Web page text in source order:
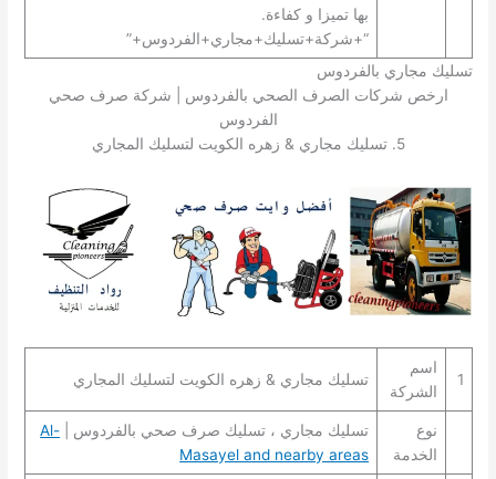
بها تميزا و كفاءة.
“+شركة+تسليك+مجاري+الفردوس+”
تسليك مجاري بالفردوس
ارخص شركات الصرف الصحي بالفردوس | شركة صرف صحي
الفردوس
5. تسليك مجاري & زهره الكويت لتسليك المجاري
1
اسم
الشركة
تسليك مجاري & زهره الكويت لتسليك المجاري
نوع
الخدمة
تسليك مجاري ، تسليك صرف صحي بالفردوس | Al-
Masayel and nearby areas